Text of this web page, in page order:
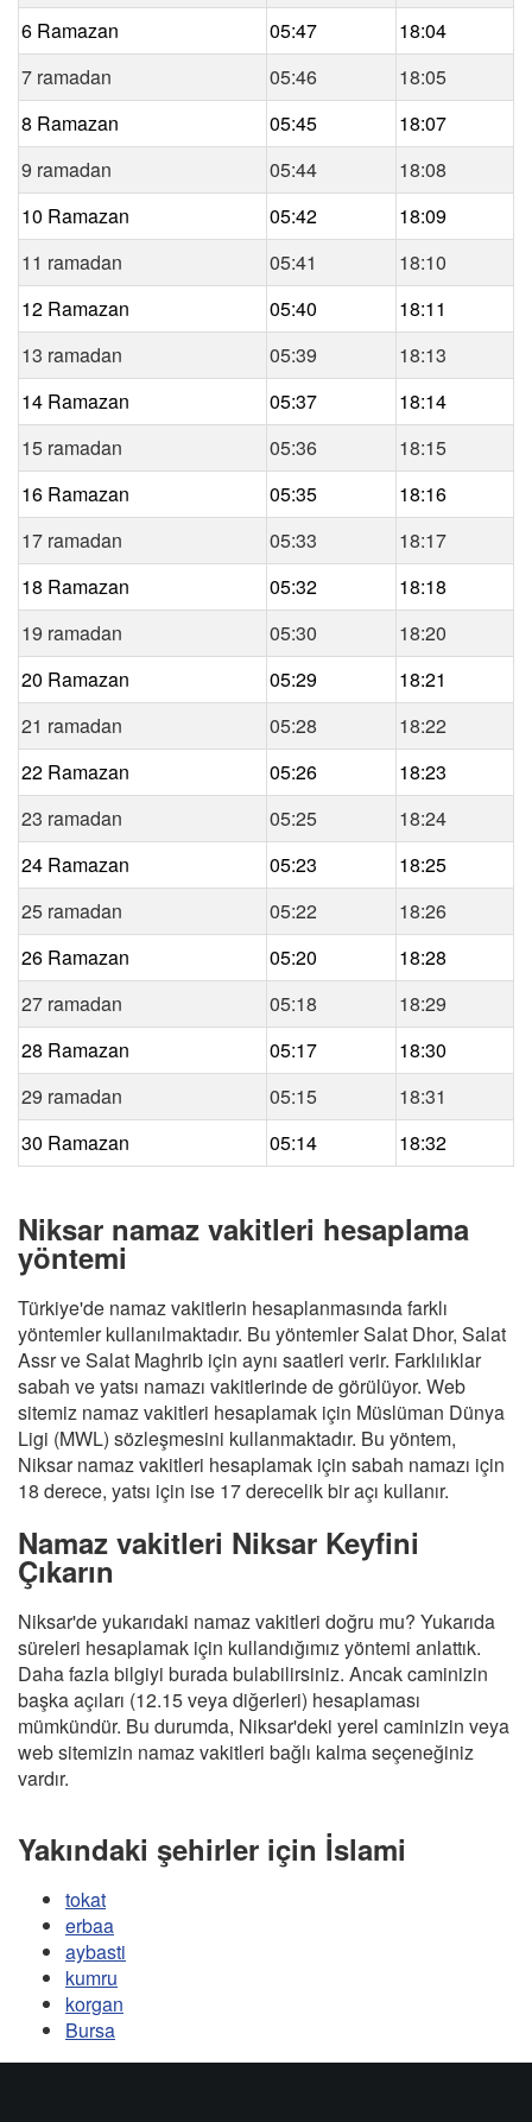
6 Ramazan
05:47
18:04
7 ramadan
05:46
18:05
8 Ramazan
05:45
18:07
9 ramadan
05:44
18:08
10 Ramazan
05:42
18:09
11 ramadan
05:41
18:10
12 Ramazan
05:40
18:11
13 ramadan
05:39
18:13
14 Ramazan
05:37
18:14
15 ramadan
05:36
18:15
16 Ramazan
05:35
18:16
17 ramadan
05:33
18:17
18 Ramazan
05:32
18:18
19 ramadan
05:30
18:20
20 Ramazan
05:29
18:21
21 ramadan
05:28
18:22
22 Ramazan
05:26
18:23
23 ramadan
05:25
18:24
24 Ramazan
05:23
18:25
25 ramadan
05:22
18:26
26 Ramazan
05:20
18:28
27 ramadan
05:18
18:29
28 Ramazan
05:17
18:30
29 ramadan
05:15
18:31
30 Ramazan
05:14 18:32
Niksar namaz vakitleri hesaplama
yöntemi
Türkiye'de namaz vakitlerin hesaplanmasında farklı
yöntemler kullanılmaktadır. Bu yöntemler Salat Dhor, Salat
Assr ve Salat Maghrib için aynı saatleri verir. Farklılıklar
sabah ve yatsı namazı vakitlerinde de görülüyor. Web
sitemiz namaz vakitleri hesaplamak için Müslüman Dünya
Ligi (MWL) sözleşmesini kullanmaktadır. Bu yöntem,
Niksar namaz vakitleri hesaplamak için sabah namazı için
18 derece, yatsı için ise 17 derecelik bir açı kullanır.
Namaz vakitleri Niksar Keyfini
Çıkarın
Niksar'de yukarıdaki namaz vakitleri doğru mu? Yukarıda
süreleri hesaplamak için kullandığımız yöntemi anlattık.
Daha fazla bilgiyi burada bulabilirsiniz. Ancak caminizin
başka açıları (12.15 veya diğerleri) hesaplaması
mümkündür. Bu durumda, Niksar'deki yerel caminizin veya
web sitemizin namaz vakitleri bağlı kalma seçeneğiniz
vardır.
Yakındaki şehirler için İslami
tokat
erbaa
aybasti
kumru
korgan
Bursa